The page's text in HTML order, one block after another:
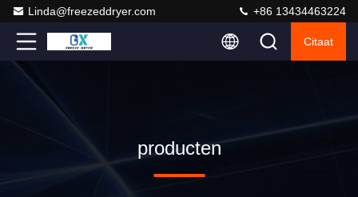
Linda@freezeddryer.com +86 13434463224
Citaat
producten